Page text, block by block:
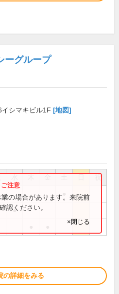
ーグループ
シマキビル1F [地図]
祝
●
の場合があります。来院前
認ください。
×閉じる
の詳細をみる